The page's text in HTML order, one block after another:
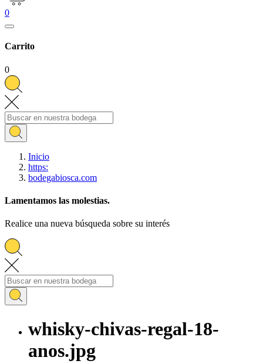
0
Carrito
0
Inicio
https:
bodegabiosca.com
Lamentamos las molestias.
Realice una nueva búsqueda sobre su interés
whisky-chivas-regal-18-
anos.jpg